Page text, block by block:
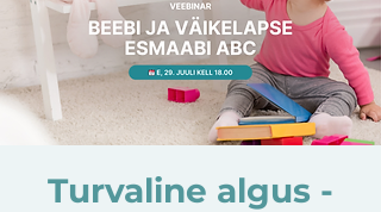
Turvaline algus -